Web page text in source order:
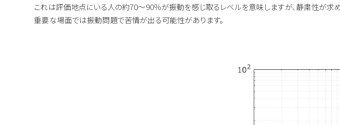
これは評価地点にいる人の約70〜90％が振動を感じ取るレベルを意味しますが、静粛性が求
重要な場面では振動問題で苦情が出る可能性があります。